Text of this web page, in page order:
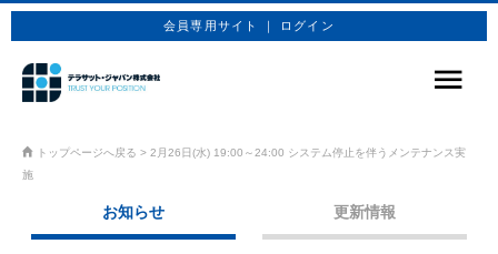
会員専用サイト ｜ ログイン
技術情報
トップページへ戻る > 2月26日(水) 19:00～24:00 システム停止を伴うメンテナンス実
施
お知らせ 更新情報